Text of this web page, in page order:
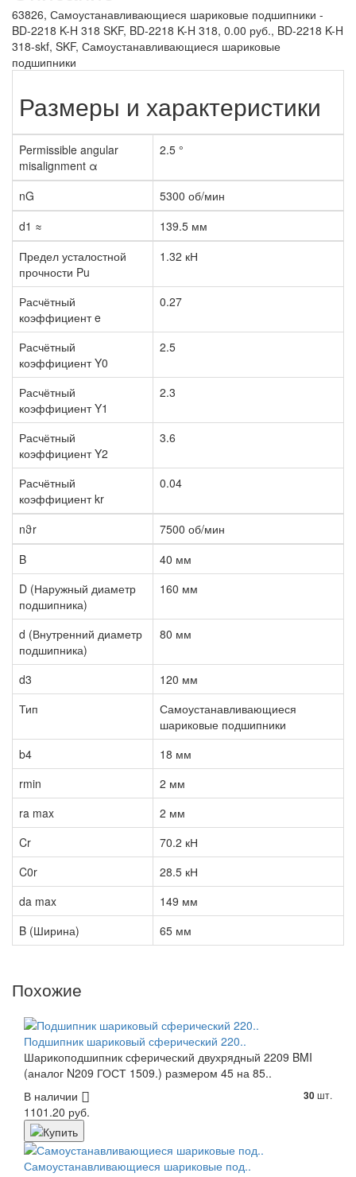
63826, Самоустанавливающиеся шариковые подшипники -
BD-2218 K-H 318 SKF, BD-2218 K-H 318, 0.00 руб., BD-2218 K-H
318-skf, SKF, Самоустанавливающиеся шариковые
подшипники
Размеры и характеристики
Permissible angular
misalignment α
2.5 °
nG
5300 об/мин
d1 ≈
139.5 мм
Предел усталостной
прочности Pu
1.32 кН
Расчётный
коэффициент e
0.27
Расчётный
коэффициент Y0
2.5
Расчётный
коэффициент Y1
2.3
Расчётный
коэффициент Y2
3.6
Расчётный
коэффициент kr
0.04
nϑr
7500 об/мин
B
40 мм
D (Наружный диаметр
подшипника)
160 мм
d (Внутренний диаметр
подшипника)
80 мм
d3
120 мм
Тип
Самоустанавливающиеся
шариковые подшипники
b4
18 мм
rmin
2 мм
ra max
2 мм
Cr
70.2 кН
C0r
28.5 кН
da max
149 мм
B (Ширина)
65 мм
Похожие
Подшипник шариковый сферический 220..
Шарикоподшипник сферический двухрядный 2209 BMI
(аналог N209 ГОСТ 1509.) размером 45 на 85..
В наличии
30шт.
1101.20 руб.
Самоустанавливающиеся шариковые под..